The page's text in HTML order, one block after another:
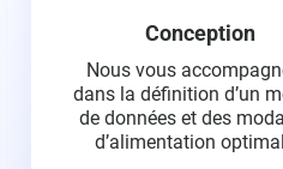
Conception
Nous vous
dans la définition d’un
de données et des
d’alimentation